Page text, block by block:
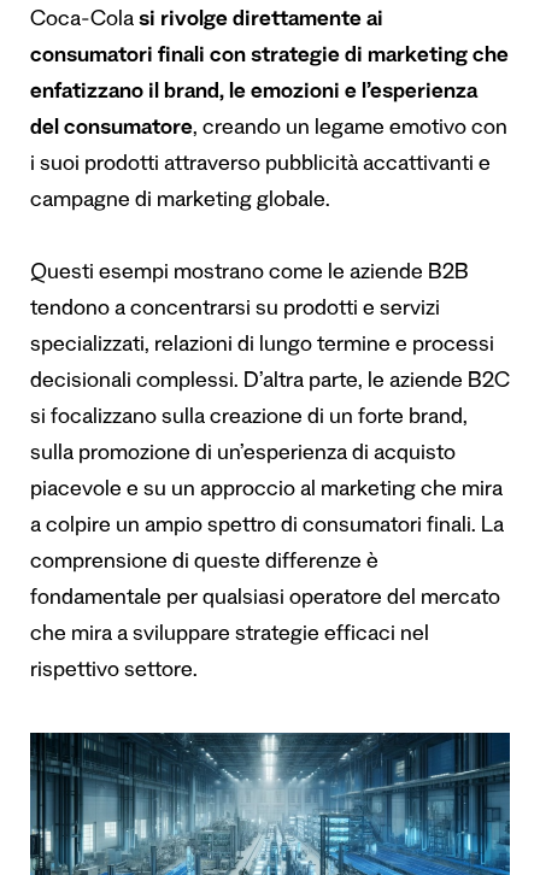
Coca-Cola si rivolge direttamente ai
consumatori finali con strategie di marketing che
enfatizzano il brand, le emozioni e l’esperienza
del consumatore, creando un legame emotivo con
i suoi prodotti attraverso pubblicità accattivanti e
campagne di marketing globale.
Questi esempi mostrano come le aziende B2B
tendono a concentrarsi su prodotti e servizi
specializzati, relazioni di lungo termine e processi
decisionali complessi. D’altra parte, le aziende B2C
si focalizzano sulla creazione di un forte brand,
sulla promozione di un’esperienza di acquisto
piacevole e su un approccio al marketing che mira
a colpire un ampio spettro di consumatori finali. La
comprensione di queste differenze è
fondamentale per qualsiasi operatore del mercato
che mira a sviluppare strategie efficaci nel
rispettivo settore.